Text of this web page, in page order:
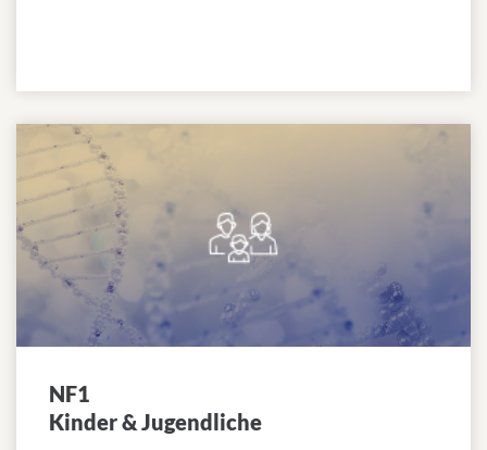
NF1
Kinder & Jugendliche